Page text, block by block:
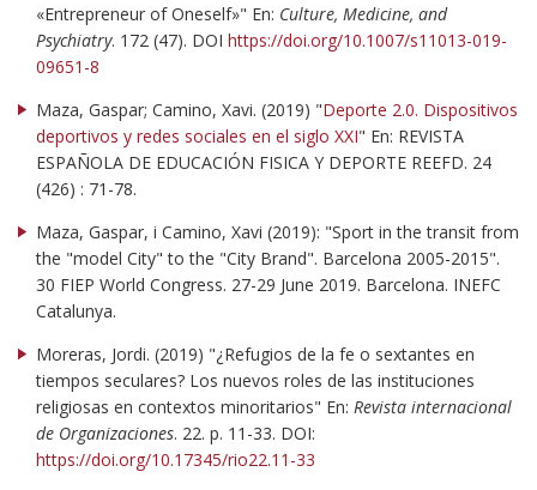
«Entrepreneur of Oneself»" En: Culture, Medicine, and
Psychiatry. 172 (47). DOI https://doi.org/10.1007/s11013-019-
09651-8
Maza, Gaspar; Camino, Xavi. (2019) "Deporte 2.0. Dispositivos
deportivos y redes sociales en el siglo XXI" En: REVISTA
ESPAÑOLA DE EDUCACIÓN FISICA Y DEPORTE REEFD. 24
(426) : 71-78.
Maza, Gaspar, i Camino, Xavi (2019): "Sport in the transit from
the "model City" to the "City Brand". Barcelona 2005-2015".
30 FIEP World Congress. 27-29 June 2019. Barcelona. INEFC
Catalunya.
Moreras, Jordi. (2019) "¿Refugios de la fe o sextantes en
tiempos seculares? Los nuevos roles de las instituciones
religiosas en contextos minoritarios" En: Revista internacional
de Organizaciones. 22. p. 11-33. DOI:
https://doi.org/10.17345/rio22.11-33